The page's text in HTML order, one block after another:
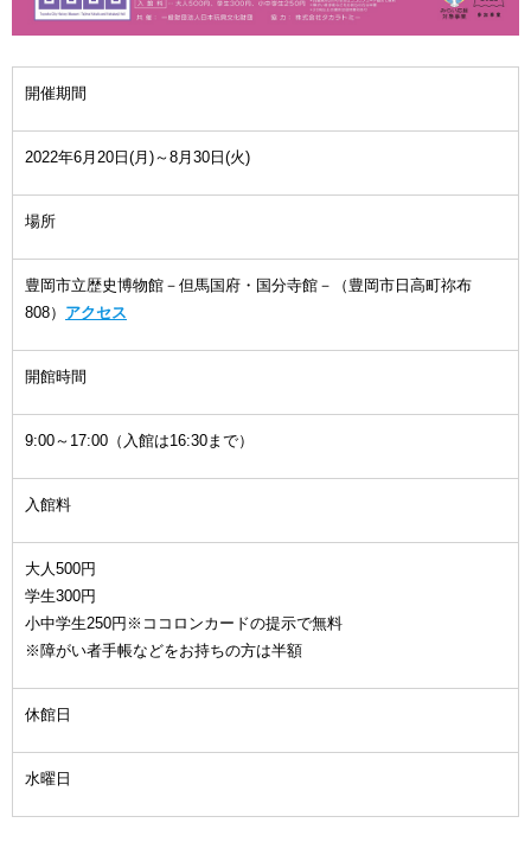
開催期間
2022年6月20日(月)～8月30日(火)
場所
豊岡市立歴史博物館－但馬国府・国分寺館－（豊岡市日高町祢布
808） アクセス
開館時間
9:00～17:00（入館は16:30まで）
入館料
大人500円
学生300円
小中学生250円※ココロンカードの提示で無料
※障がい者手帳などをお持ちの方は半額
休館日
水曜日